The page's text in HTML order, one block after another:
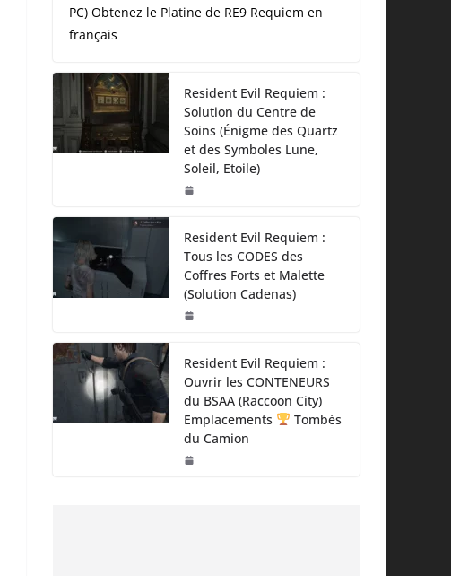
PC) Obtenez le Platine de RE9 Requiem en
français
Resident Evil Requiem :
Solution du Centre de
Soins (Énigme des Quartz
et des Symboles Lune,
Soleil, Etoile)
Resident Evil Requiem :
Tous les CODES des
Coffres Forts et Malette
(Solution Cadenas)
Resident Evil Requiem :
Ouvrir les CONTENEURS
du BSAA (Raccoon City)
Emplacements
Tombés
du Camion